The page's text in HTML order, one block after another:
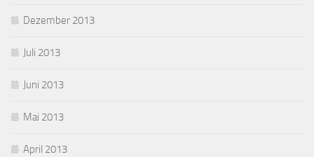
Dezember 2013
Juli 2013
Juni 2013
Mai 2013
April 2013